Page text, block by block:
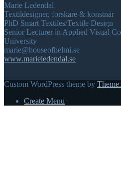
Marie Ledendal
Textildesigner, forskare & konstnär
PhD Smart Textiles/Textile Design
Senior Lecturer in Applied Visual
University
marie@houseofhelmi.se
www.marieledendal.se
Custom WordPress theme by
Create Menu